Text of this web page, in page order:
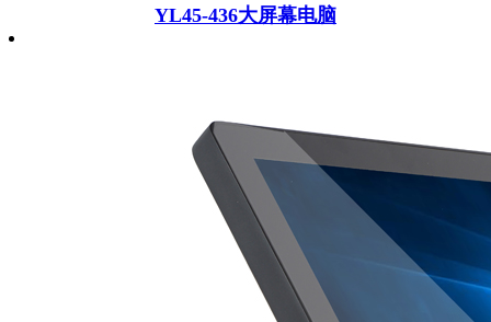
YL45-436大屏幕电脑